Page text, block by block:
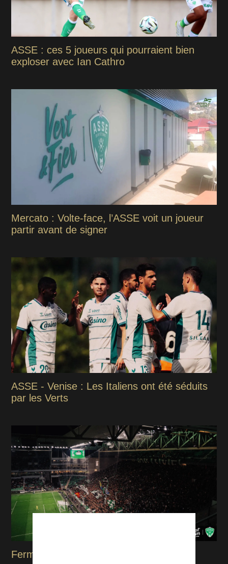
ASSE : ces 5 joueurs qui pourraient bien
exploser avec Ian Cathro
Mercato : Volte-face, l’ASSE voit un joueur
partir avant de signer
ASSE - Venise : Les Italiens ont été séduits
par les Verts
Fermeture des Kops : L’ASSE prend une